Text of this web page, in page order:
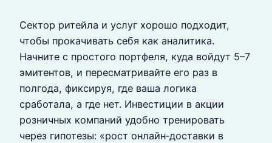
Сектор ритейла и услуг хорошо подходит,
чтобы прокачивать себя как аналитика.
Начните с простого портфеля, куда войдут 5–7
эмитентов, и пересматривайте его раз в
полгода, фиксируя, где ваша логика
сработала, а где нет. Инвестиции в акции
розничных компаний удобно тренировать
через гипотезы: «рост онлайн‑доставки в